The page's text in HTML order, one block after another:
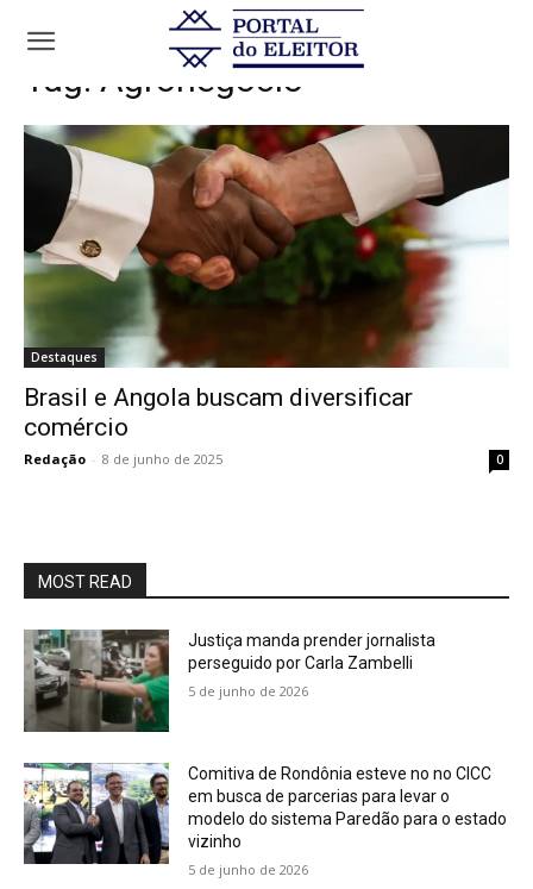
Tags
Tag: Agronegócio
Destaques
Brasil e Angola buscam diversificar
comércio
Redação - 8 de junho de 2025 0
MOST READ
Justiça manda prender jornalista
perseguido por Carla Zambelli
5 de junho de 2026
Comitiva de Rondônia esteve no no CICC
em busca de parcerias para levar o
modelo do sistema Paredão para o estado
vizinho
5 de junho de 2026